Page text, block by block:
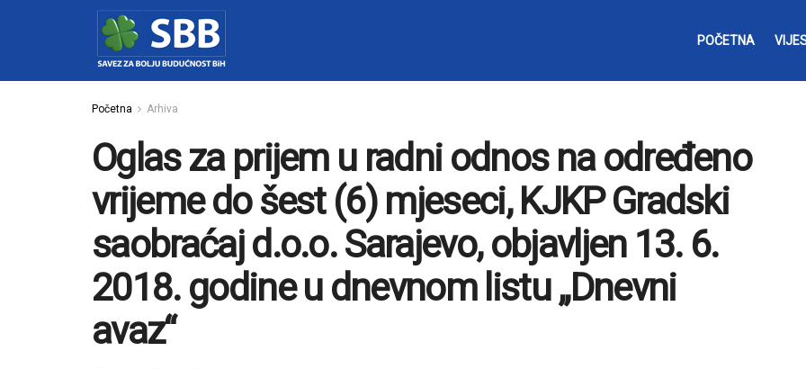
POČETNA
Početna Arhiva
Oglas za prijem u radni odnos na određeno
vrijeme do šest (6) mjeseci, KJKP Gradski
saobraćaj d.o.o. Sarajevo, objavljen 13. 6.
2018. godine u dnevnom listu „Dnevni
avaz“